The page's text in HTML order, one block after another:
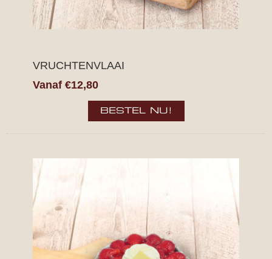
VRUCHTENVLAAI
Vanaf €12,80